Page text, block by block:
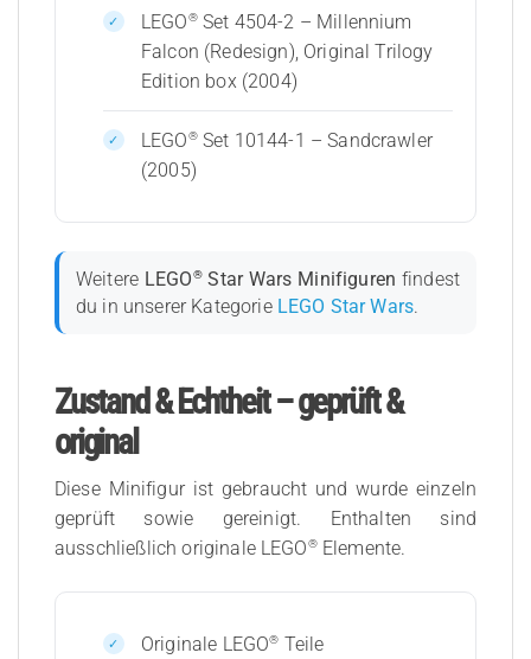
LEGO®Set 4504-2 – Millennium
Falcon (Redesign), Original Trilogy
Edition box (2004)
LEGO®Set 10144-1 – Sandcrawler
(2005)
Weitere LEGO®Star Wars Minifiguren findest
du in unserer Kategorie LEGO Star Wars.
Zustand & Echtheit – geprüft &
original
Diese Minifigur ist gebraucht und wurde einzeln
geprüft sowie gereinigt. Enthalten sind
ausschließlich originale LEGO®Elemente.
Originale LEGO® Teile